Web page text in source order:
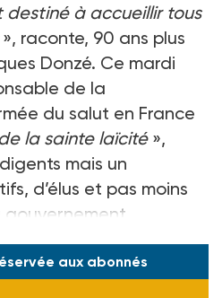
destiné à accueillir tous
», raconte, 90 ans plus
Donzé. Ce mardi
de la
du salut en France
la sainte laïcité »,
mais un
d’élus et pas moins
gouvernement
aux abonnés